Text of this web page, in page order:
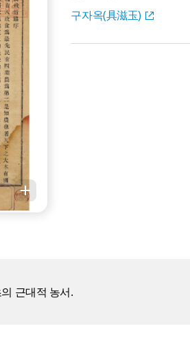
구자옥(具滋玉)
근대적 농서.